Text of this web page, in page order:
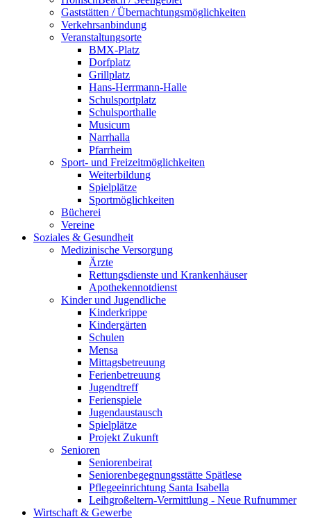
Gaststätten / Übernachtungsmöglichkeiten
Verkehrsanbindung
Veranstaltungsorte
BMX-Platz
Dorfplatz
Grillplatz
Hans-Herrmann-Halle
Schulsportplatz
Schulsporthalle
Musicum
Narrhalla
Pfarrheim
Sport- und Freizeitmöglichkeiten
Weiterbildung
Spielplätze
Sportmöglichkeiten
Bücherei
Vereine
Soziales & Gesundheit
Medizinische Versorgung
Ärzte
Rettungsdienste und Krankenhäuser
Apothekennotdienst
Kinder und Jugendliche
Kinderkrippe
Kindergärten
Schulen
Mensa
Mittagsbetreuung
Ferienbetreuung
Jugendtreff
Ferienspiele
Jugendaustausch
Spielplätze
Projekt Zukunft
Senioren
Seniorenbeirat
Seniorenbegegnungsstätte Spätlese
Pflegeeinrichtung Santa Isabella
Leihgroßeltern-Vermittlung - Neue Rufnummer
Wirtschaft & Gewerbe